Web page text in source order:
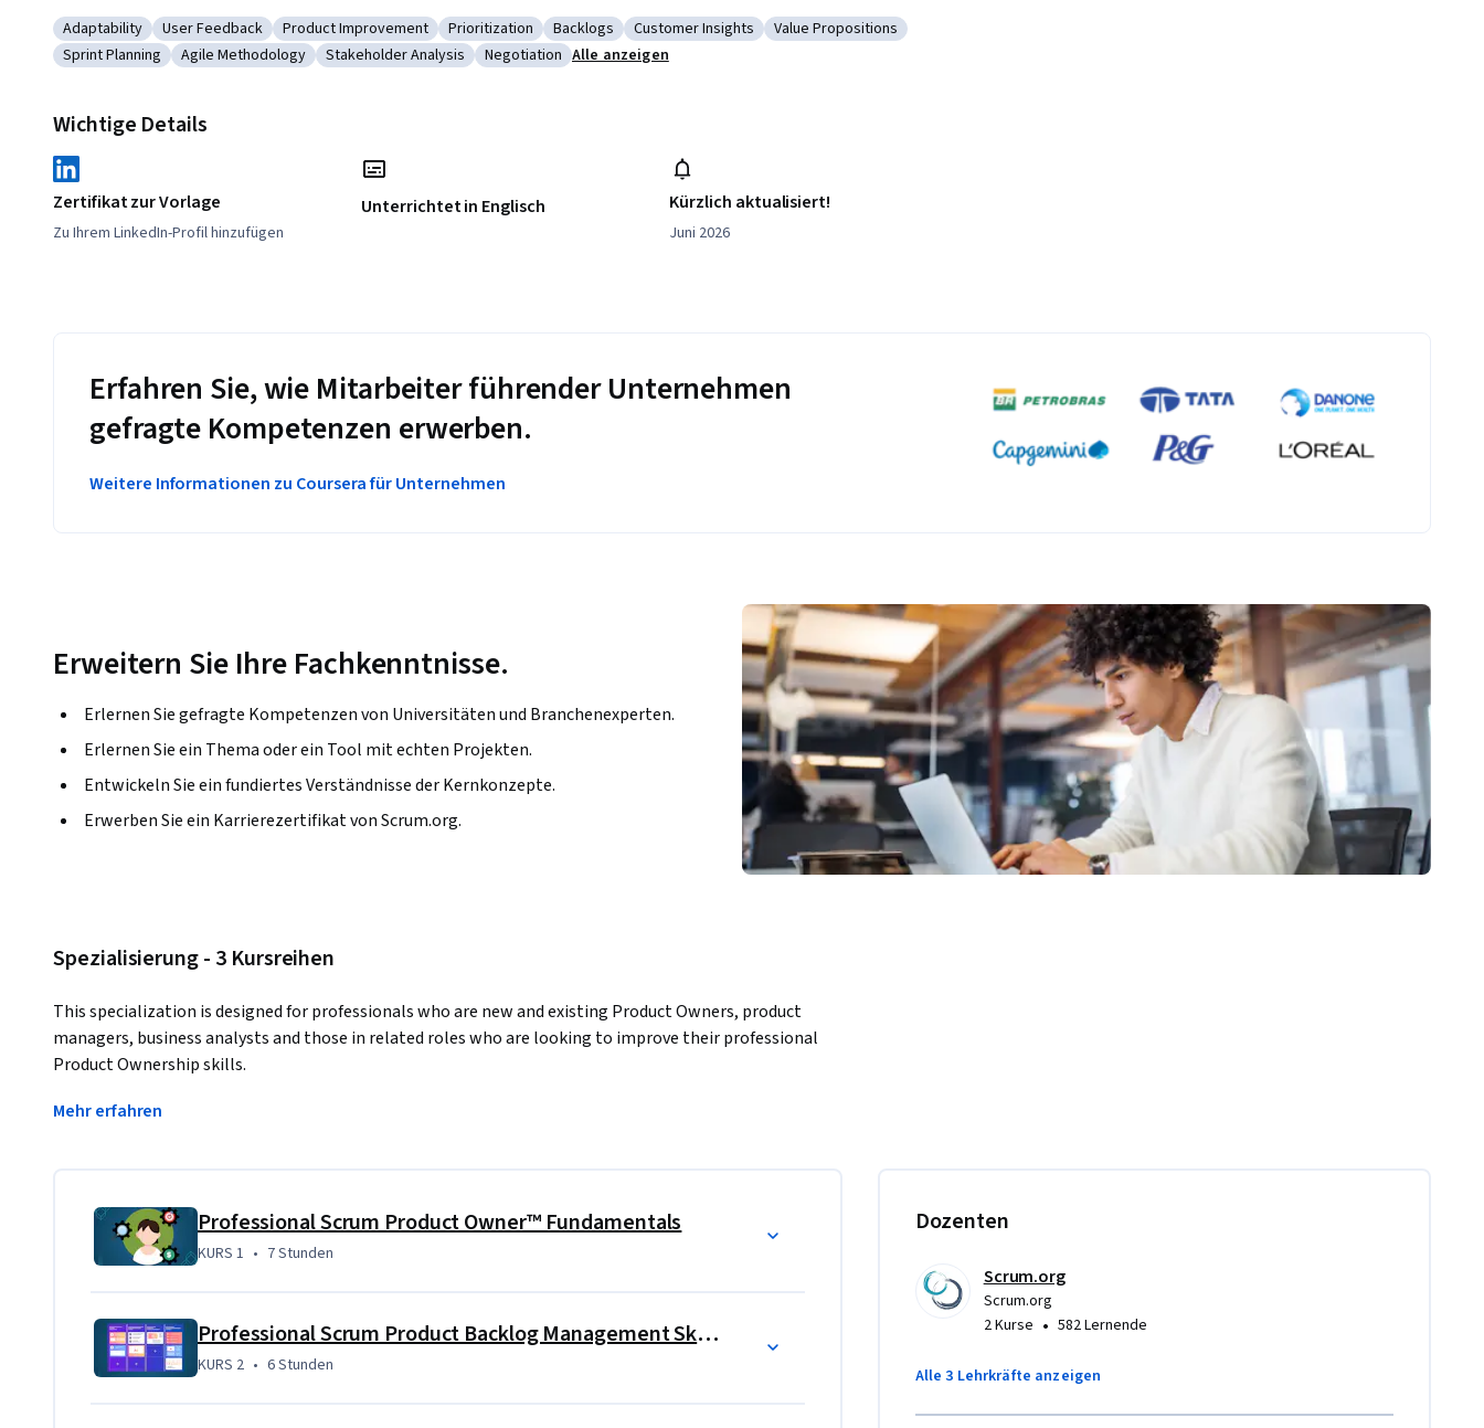
Kategorie: Adaptability
Adaptability Kategorie: User Feedback
User Feedback Kategorie: Product Improvement
Product Improvement Kategorie: Prioritization
Prioritization Kategorie: Backlogs
Backlogs Kategorie: Customer Insights
Customer Insights Kategorie: Value Propositions
Value Propositions
Kategorie: Sprint Planning
Sprint Planning Kategorie: Agile Methodology
Agile Methodology Kategorie: Stakeholder Analysis
Stakeholder Analysis Kategorie: Negotiation
Negotiation Alle anzeigen
Wichtige Details
Zertifikat zur Vorlage
Zu Ihrem LinkedIn-Profil hinzufügen
Unterrichtet in Englisch Kürzlich aktualisiert!
Juni 2026
Erfahren Sie, wie Mitarbeiter führender Unternehmen
gefragte Kompetenzen erwerben.
Weitere Informationen zu Coursera für Unternehmen
Erweitern Sie Ihre Fachkenntnisse.
Erlernen Sie gefragte Kompetenzen von Universitäten und Branchenexperten.
Erlernen Sie ein Thema oder ein Tool mit echten Projekten.
Entwickeln Sie ein fundiertes Verständnisse der Kernkonzepte.
Erwerben Sie ein Karrierezertifikat von Scrum.org.
Spezialisierung - 3 Kursreihen
This specialization is designed for professionals who are new and existing Product Owners, product
managers, business analysts and those in related roles who are looking to improve their professional
Product Ownership skills.
It is also a great learning resource for those preparing for Scrum.org Professional Scrum certifications.
Students will build a strong understanding of the accountabilities of a Product Owner which requires
learning about Scrum, the Product Owner accountabilities, how to manage the Product Backlog and
help you learn and grow these Product Owner capabilities and apply them in their jobs.
Mehr erfahren
Professional Scrum Product Owner™ Fundamentals
KURS 1 7 Stunden
KURS 1 • 7 Stunden
Professional Scrum Product Backlog Management Skills™
KURS 2, 6 Stunden
KURS 2 • 6 Stunden
Dozenten
Scrum.org
Scrum.org
2 Kurse • 582 Lernende
Alle 3 Lehrkräfte anzeigen